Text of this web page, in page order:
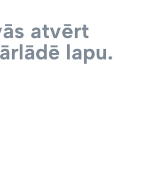
atvērt
lapu.